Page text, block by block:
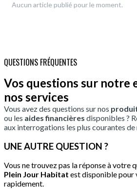
Aucun article publié pour le moment.
QUESTIONS FRÉQUENTES
Vos questions sur notre
nos services
Vous avez des questions sur nos
ou les aides financières disponibles ?
aux interrogations les plus courantes de
UNE AUTRE QUESTION ?
Vous ne trouvez pas la réponse à votre
Plein Jour Habitat est disponible pour
rapidement.